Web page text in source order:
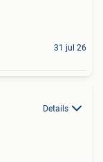
31 jul 26
Details